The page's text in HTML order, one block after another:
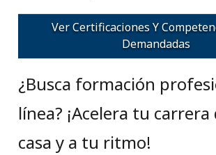
Ver Certificaciones Y
Demandadas
¿Busca formación
línea? ¡Acelera tu carrera
casa y a tu ritmo!